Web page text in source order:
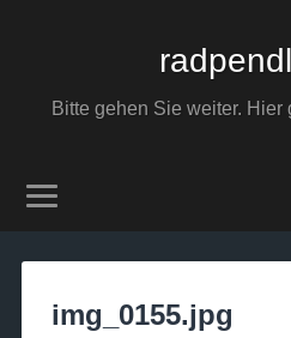
Bitte gehen Sie weiter. Hier
img_0155.jpg